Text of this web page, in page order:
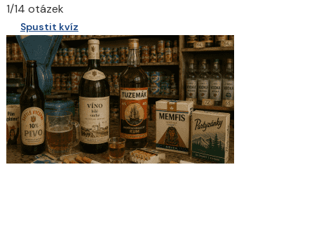
1/14 otázek
Spustit kvíz